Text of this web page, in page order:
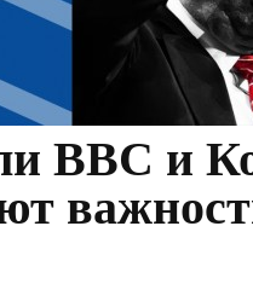
ВВС и